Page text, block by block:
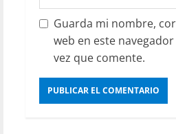
Guarda mi nombre,
web en este
vez que comente.